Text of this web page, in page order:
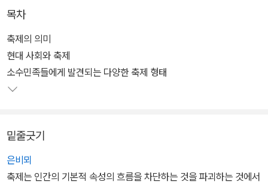
목차
축제의 의미
현대 사회와 축제
소수민족들에게 발견되는 다양한 축제 형태
밑줄긋기
은비뫼
축제는 인간의 기본적 속성의 흐름을 차단하는 것을 파괴하는 것에서